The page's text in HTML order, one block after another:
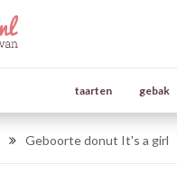
taarten gebak
Geboorte donut It's a girl